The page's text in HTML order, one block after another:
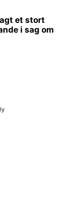
et stort
i sag om